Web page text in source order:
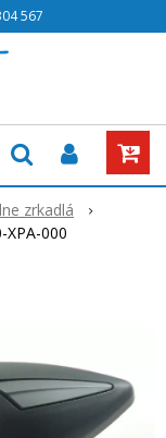
567
zrkadlá
XPA-000